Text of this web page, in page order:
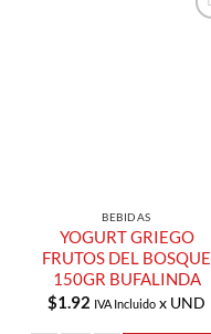
BEBIDAS
YOGURT GRIEGO
FRUTOS DEL BOSQUE
150GR BUFALINDA
$1.92 IVA Incluido x UND